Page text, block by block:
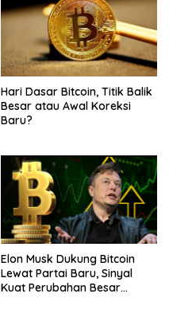
Hari Dasar Bitcoin, Titik Balik
Besar atau Awal Koreksi
Baru?
Elon Musk Dukung Bitcoin
Lewat Partai Baru, Sinyal
Kuat Perubahan Besar